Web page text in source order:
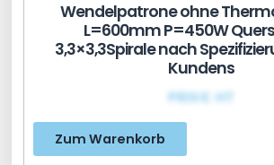
Wendelpatrone ohne
L=600mm P=450W
3,3×3,3Spirale nach
Kundens
PRIX€ HT
Zum Warenkorb